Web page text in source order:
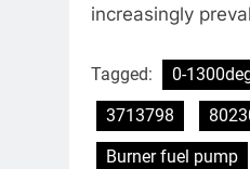
increasingly
Tagged: 0-
3713798
Burner fuel pump